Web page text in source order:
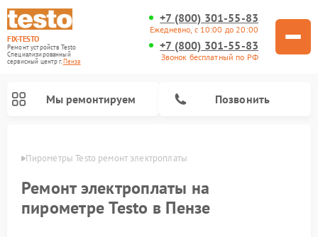
FIX-TESTO
Ремонт устройств Testo
Специализированный
cервисный центр г.Пенза
+7 (800) 301-55-83
Ежедневно, с 10:00 до 20:00
+7 (800) 301-55-83
Звонок бесплатный по РФ
Мы ремонтируем Позвонить
Пирометры Testo ремонт электроплаты
Ремонт электроплаты на
пирометре Testo в Пензе